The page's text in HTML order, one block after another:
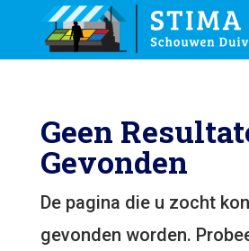
Geen
Gevonden
De pagina die u zocht
gevonden worden.